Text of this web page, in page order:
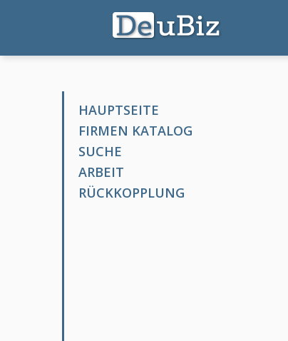
HAUPTSEITE
FIRMEN KATALOG
SUCHE
ARBEIT
RÜCKKOPPLUNG